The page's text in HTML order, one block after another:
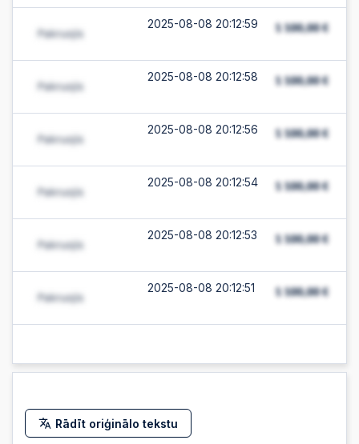
2025-08-08 20:12:59
2025-08-08 20:12:58
2025-08-08 20:12:56
2025-08-08 20:12:54
2025-08-08 20:12:53
2025-08-08 20:12:51
Rādīt oriģinālo tekstu